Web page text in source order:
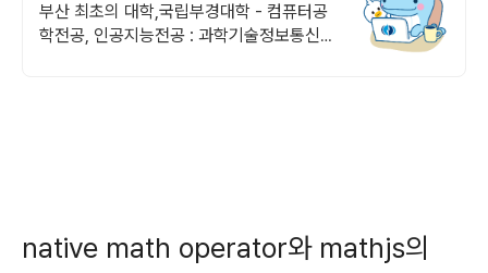
부산 최초의 대학,국립부경대학 - 컴퓨터공
학전공, 인공지능전공 : 과학기술정보통신부
native math operator와 mathjs의